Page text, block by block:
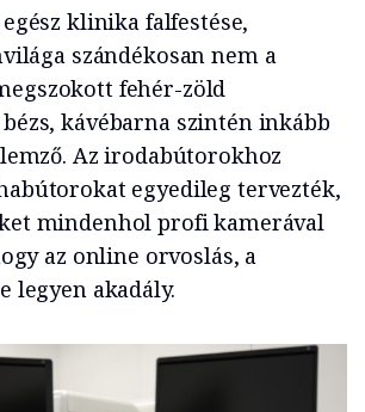
klinika falfestése,
szándékosan nem a
fehér-zöld
kávébarna szintén inkább
Az irodabútorokhoz
egyedileg tervezték,
mindenhol profi kamerával
az online orvoslás, a
legyen akadály.